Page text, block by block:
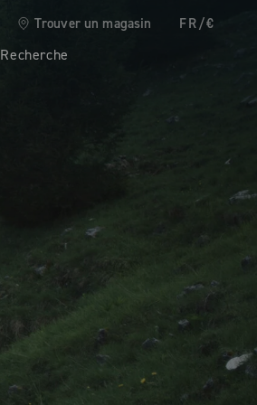
Trouver un magasin FR/€
Recherche